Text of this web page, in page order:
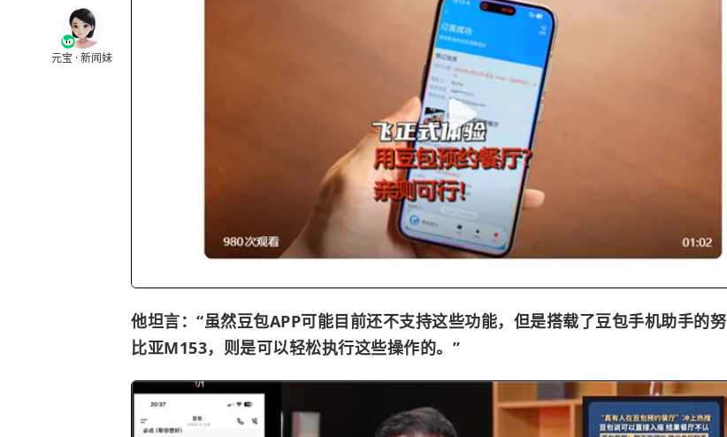
元宝 · 新闻妹
他坦言：“虽然豆包APP可能目前还不支持这些功能，但是搭载了豆包手机助手的努
比亚M153，则是可以轻松执行这些操作的。”